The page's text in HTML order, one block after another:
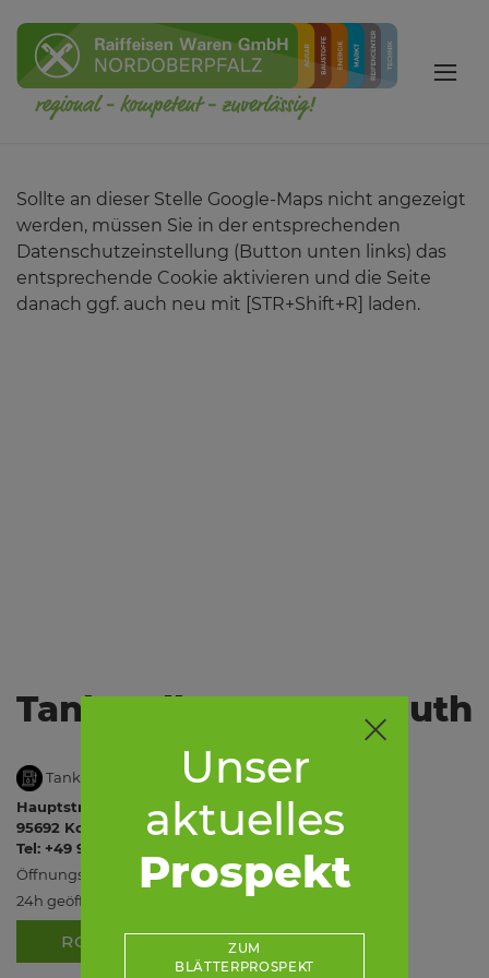
Unser
aktuelles
Prospekt
ZUM
BLÄTTERPROSPEKT
Sollte an dieser Stelle Google-Maps nicht angezeigt
werden, müssen Sie in der entsprechenden
Datenschutzeinstellung (Button unten links) das
entsprechende Cookie aktivieren und die Seite
danach ggf. auch neu mit [STR+Shift+R] laden.
Tankstelle Konnersreuth
Tankstelle
Hauptstraße 23
95692 Konnersreuth
Tel: +49 9632 500-270
Öffnungszeiten
24h geöffnet
ROUTE